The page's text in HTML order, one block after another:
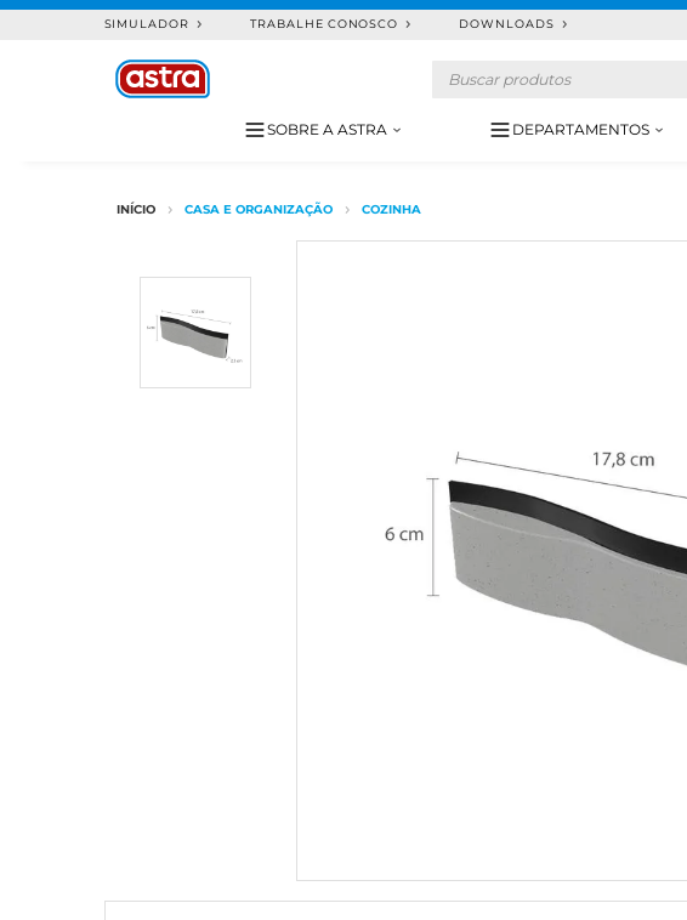
SIMULADOR TRABALHE CONOSCO DOWNLOADS
SOBRE A ASTRA DEPARTAMENTOS
CASA E ORGANIZAÇÃO COZINHA